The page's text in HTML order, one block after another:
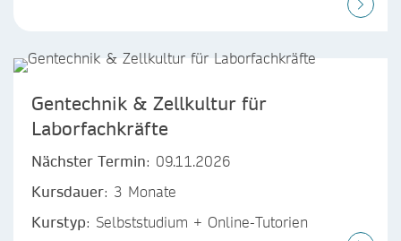
Gentechnik & Zellkultur für
Laborfachkräfte
Nächster Termin: 09.11.2026
Kursdauer: 3 Monate
Kurstyp: Selbststudium + Online-Tutorien